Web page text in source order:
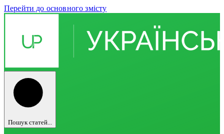
Перейти до основного змісту
Пошук статей...